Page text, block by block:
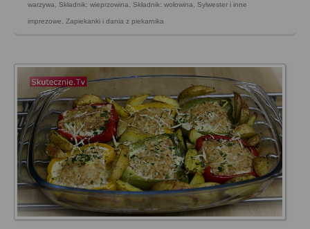
warzywa, Składnik: wieprzowina, Składnik: wołowina, Sylwester i inne
imprezowe, Zapiekanki i dania z piekarnika